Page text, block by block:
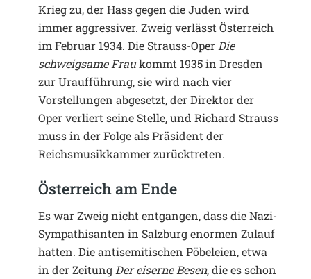
Krieg zu, der Hass gegen die Juden wird
immer aggressiver. Zweig verlässt Österreich
im Februar 1934. Die Strauss-Oper Die
schweigsame Fraukommt 1935 in Dresden
zur Uraufführung, sie wird nach vier
Vorstellungen abgesetzt, der Direktor der
Oper verliert seine Stelle, und Richard Strauss
muss in der Folge als Präsident der
Reichsmusikkammer zurücktreten.
Österreich am Ende
Es war Zweig nicht entgangen, dass die Nazi-
Sympathisanten in Salzburg enormen Zulauf
hatten. Die antisemitischen Pöbeleien, etwa
in der Zeitung Der eiserne Besen, die es schon